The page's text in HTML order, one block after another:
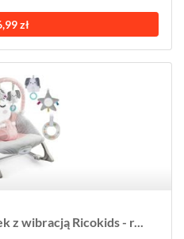
zł
z wibracją Ricokids - r...